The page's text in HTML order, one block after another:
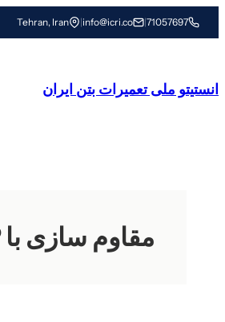
رفتن
به
71057697
|
info@icri.co
|
Tehran, Iran
انستیتو ملی تعمیرات بتن ایران
مقاوم سازی با FRP و GRP